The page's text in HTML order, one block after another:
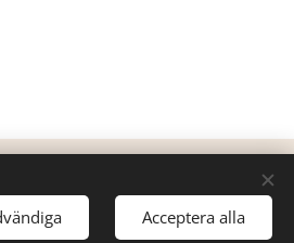
Acceptera alla